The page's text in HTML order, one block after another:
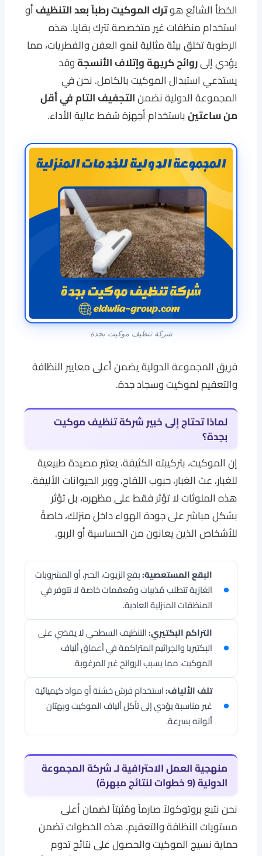
الخطأ الشائع هوترك الموكيت رطباً بعد التنظيفأو
استخدام منظفات غير متخصصة تترك بقايا. هذه
الرطوبة تخلق بيئة مثالية لنمو العفن والفطريات، مما
يؤدي إلىروائح كريهة وإتلاف الأنسجةوقد
يستدعي استبدال الموكيت بالكامل. نحن في
المجموعة الدولية نضمنالتجفيف التام في أقل
من ساعتينباستخدام أجهزة شفط عالية الأداء.
شركة تنظيف موكيت بجدة
فريق المجموعة الدولية يضمن أعلى معايير النظافة
والتعقيم لموكيت وسجاد جدة.
لماذا تحتاج إلى خبيرشركة تنظيف موكيت
بجدة؟
إن الموكيت، بتركيبته الكثيفة، يعتبر مصيدة طبيعية
للغبار، عث الغبار، حبوب اللقاح، ووبر الحيوانات الأليفة.
هذه الملوثات لا تؤثر فقط على مظهره، بل تؤثر
بشكل مباشر على جودة الهواء داخل منزلك، خاصةً
للأشخاص الذين يعانون من الحساسية أو الربو.
البقع المستعصية:بقع الزيوت، الحبر، أو المشروبات
الغازية تتطلب مُذيبات ومُعقمات خاصة لا تتوفر في
المنظفات المنزلية العادية.
التراكم البكتيري:التنظيف السطحي لا يقضي على
البكتيريا والجراثيم المتراكمة في أعماق ألياف
الموكيت، مما يسبب الروائح غير المرغوبة.
تلف الألياف:استخدام فرش خشنة أو مواد كيميائية
غير مناسبة يؤدي إلى تآكل ألياف الموكيت وبهتان
ألوانه بسرعة.
منهجية العمل الاحترافية لـشركة المجموعة
الدولية(9 خطوات لنتائج مبهرة)
نحن نتبع بروتوكولاً صارماً ومُثبتاً لضمان أعلى
مستويات النظافة والتعقيم. هذه الخطوات تضمن
حماية نسيج الموكيت والحصول على نتائج تدوم